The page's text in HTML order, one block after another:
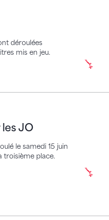
déroulées
mis en jeu.
JO
le samedi 15 juin
troisième place.